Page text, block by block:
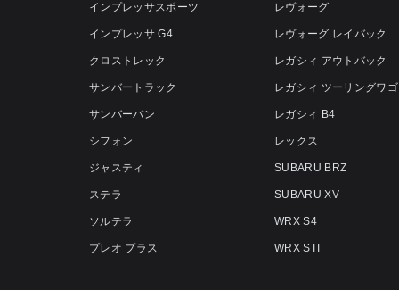
インプレッサスポーツ
インプレッサ G4
クロストレック
サンバートラック
サンバーバン
シフォン
ジャスティ
ステラ
ソルテラ
プレオ プラス
レヴォーグ
レヴォーグ レイバック
レガシィ アウトバック
レガシィ ツーリングワ
レガシィ B4
レックス
SUBARU BRZ
SUBARU XV
WRX S4
WRX STI